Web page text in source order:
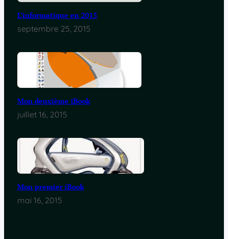
L’informatique en 2015
septembre 25, 2015
Mon deuxième iBook
juillet 16, 2015
Mon premier iBook
mai 16, 2015